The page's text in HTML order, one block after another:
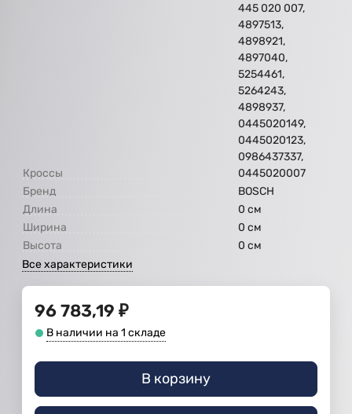
Кроссы
445 020 007,
4897513,
4898921,
4897040,
5254461,
5264243,
4898937,
0445020149,
0445020123,
0986437337,
0445020007
Бренд
BOSCH
Длина
0 см
Ширина
0 см
Высота
0 см
Все характеристики
96 783,19 ₽
В наличии на 1 складе
В корзину